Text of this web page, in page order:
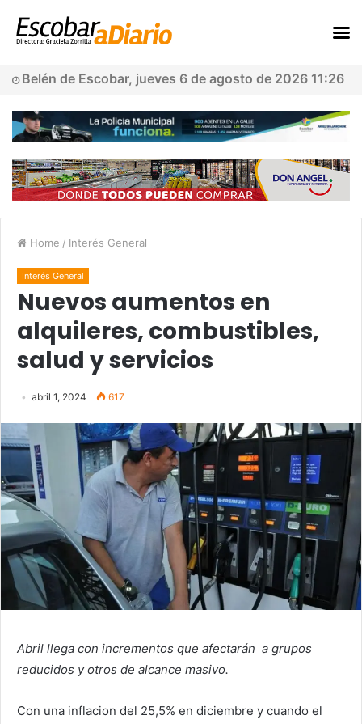
Belén de Escobar, jueves 6 de agosto de 2026 11:26
Home / Interés General
Interés General
Nuevos aumentos en
alquileres, combustibles,
salud y servicios
abril 1, 2024 617
Abril llega con incrementos que afectarán a grupos
reducidos y otros de alcance masivo.
Con una inflacion del 25,5% en diciembre y cuando el